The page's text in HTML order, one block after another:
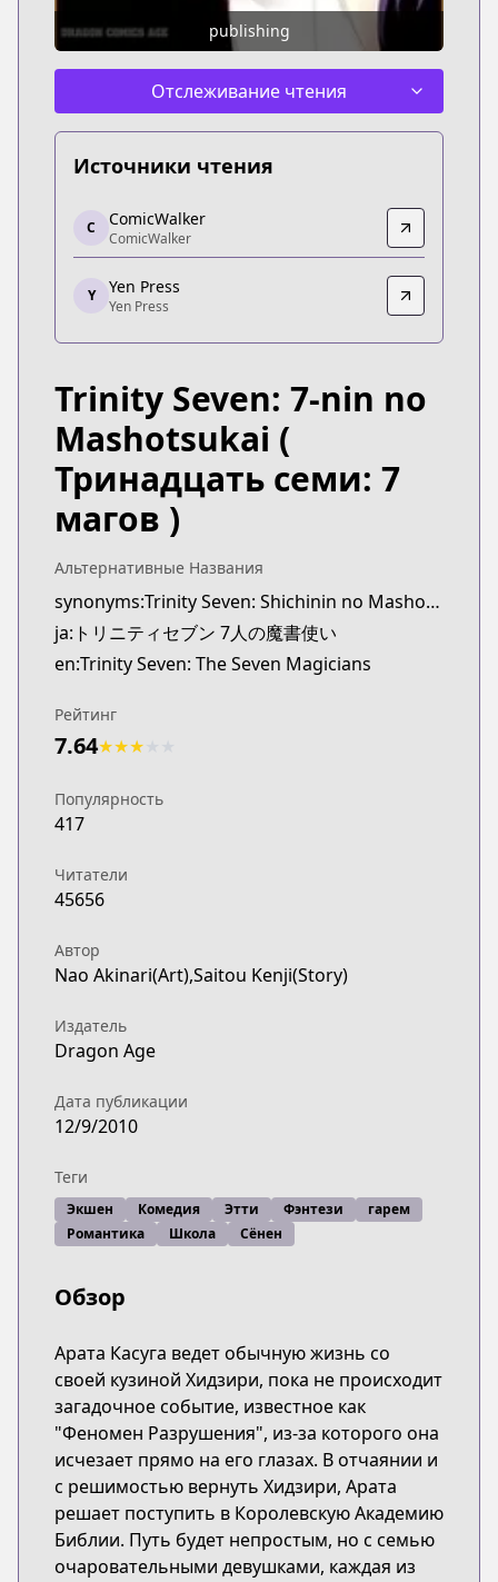
publishing
Отслеживание чтения
Источники чтения
ComicWalker
ComicWalker
https://comic-walker.com/detail/
Yen Press
Yen Press
https://yenpress.com/series/trinity-seven
C ComicWalker
ComicWalker
Y Yen Press
Yen Press
Trinity Seven: 7-nin no
Mashotsukai (
Тринадцать семи: 7
магов )
Альтернативные Названия
synonyms:Trinity Seven: Shichinin no Mashotsukai,7-nin no Mahoutsukai
ja:トリニティセブン 7人の魔書使い
en:Trinity Seven: The Seven Magicians
Рейтинг
7.64★★★
Популярность
417
Читатели
45656
Автор
Nao Akinari(Art),Saitou Kenji(Story)
Издатель
Dragon Age
Дата публикации
12/9/2010
Теги
Экшен Комедия Этти Фэнтези
гарем
Романтика
Школа Сёнен
Обзор
Арата Касуга ведет обычную жизнь со
своей кузиной Хидзири, пока не происходит
загадочное событие, известное как
"Феномен Разрушения", из-за которого она
исчезает прямо на его глазах. В отчаянии и
с решимостью вернуть Хидзири, Арата
решает поступить в Королевскую Академию
Библии. Путь будет непростым, но с семью
очаровательными девушками, каждая из